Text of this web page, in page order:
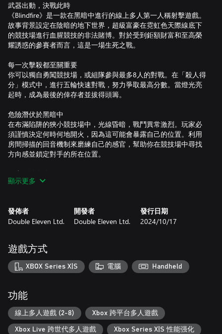
武器出動，決戰此時
《Blindfire》是一款在黑暗中進行的線上多人第一人稱射擊遊戲。
故事背景設定在陰暗的地下世界，超級富豪在霓虹色天際線底下
的競技場進行血腥競技的非法賭博。對於受到鉅額財富和至高榮
耀誘惑的參賽者而言，這是一場生死之戰。
每一次擊殺都至關重要
你可以獨自勇闖競技場，或組隊參與最多8人的對戰。在「殺人得
分」模式中，進行五輪快速對戰，努力爭取最高分數。當燈光亮
起時，成為最後的倖存者並拔得頭籌。
危險潛伏於黑暗中
在布滿陷阱的狹小競技場中，光線昏暗，戰鬥異常激烈。玩家必
須謹慎決定何時何地開火，因為這可能會暴露自己的位置。利用
房間掃描的回音機制來磨練自己的感官，幫助你在競技場中尋找
方向感並鎖定對手的所在位置。
黑光下的復仇
不幸被擊敗的觀戰者可以使用競技場的尖端科技夜視鏡攝影機。
比賽結果並報仇雪恨。
《Blindfire》的漆黑戰場顛覆了第一人稱射擊遊戲的傳統玩法。在
陰影中潛行，緊張與壓迫的感覺步步緊逼，然後在槍聲四起、槍
口閃光四射時奔向掩體。你自認有能力在《Blindfire》中淘汰所有
對手嗎？那就拿起你的武器，殺翻全場吧。
有關遊戲最新狀況、如何提供意見回饋及回報問題的詳細資料，
請參閱 https://www.blindfiregame.com/。
顯示更多
發佈者
Double Eleven Ltd.
開發者
Double Eleven Ltd.
發行日期
2024/10/17
遊戲方式
XBOX Series X|S 電腦 Handheld
功能
線上多人遊戲 (2-8) Xbox 跨平台多人遊戲
Xbox Live 跨世代多人遊戲 Xbox Series X|S 性能强化